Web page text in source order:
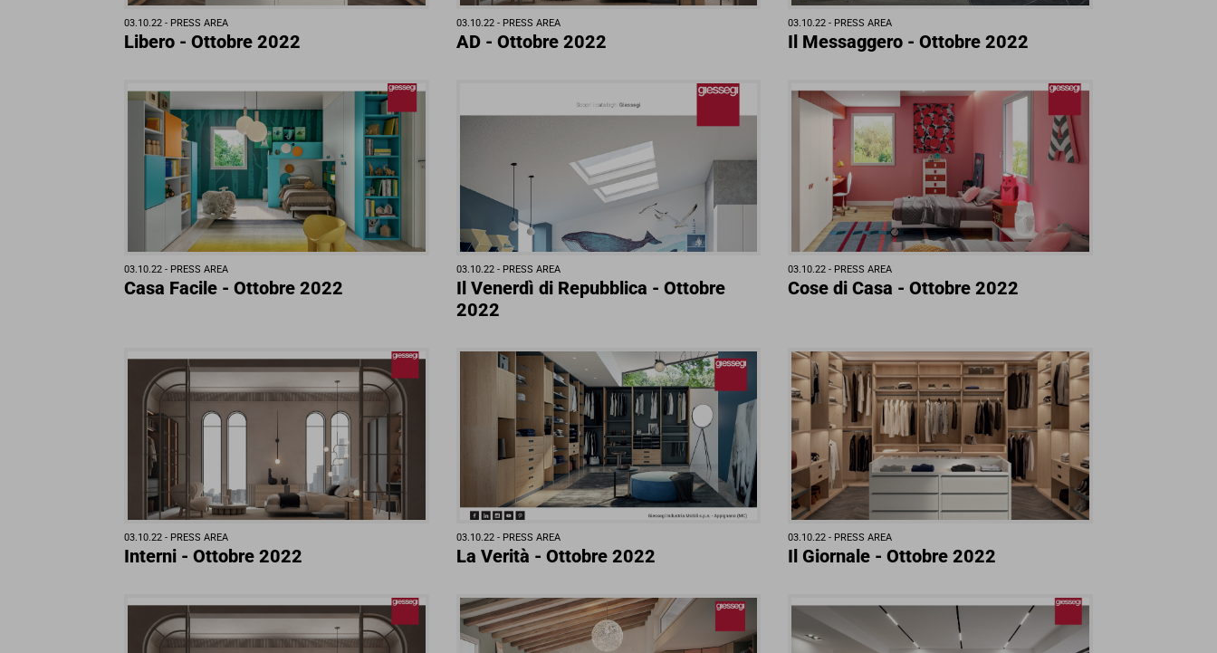
03.10.22 - PRESS AREA
Libero - Ottobre 2022
03.10.22 - PRESS AREA
AD - Ottobre 2022
03.10.22 - PRESS AREA
Il Messaggero - Ottobre 2022
03.10.22 - PRESS AREA
Casa Facile - Ottobre 2022
03.10.22 - PRESS AREA
Il Venerdì di Repubblica - Ottobre
2022
03.10.22 - PRESS AREA
Cose di Casa - Ottobre 2022
03.10.22 - PRESS AREA
Interni - Ottobre 2022
03.10.22 - PRESS AREA
La Verità - Ottobre 2022
03.10.22 - PRESS AREA
Il Giornale - Ottobre 2022